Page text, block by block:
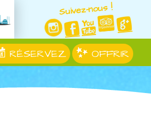
Suivez-nous !
RÉSERVEZ OFFRIR